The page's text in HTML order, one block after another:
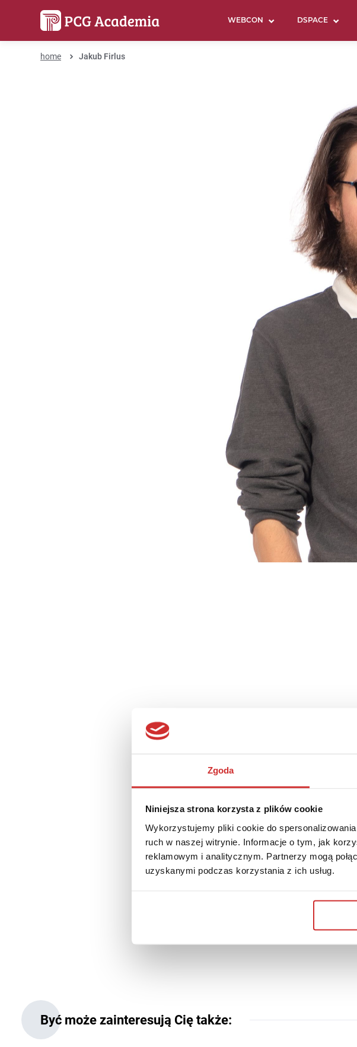
Zgoda
Niniejsza strona korzysta z plików cookie
Wykorzystujemy pliki cookie do
ruch w naszej witrynie. Informacje o tym, jak
reklamowym i analitycznym. Partnerzy mogą
uzyskanymi podczas korzystania z ich usług.
WEBCON DSPACE
home Jakub Firlus
Być może zainteresują Cię także: